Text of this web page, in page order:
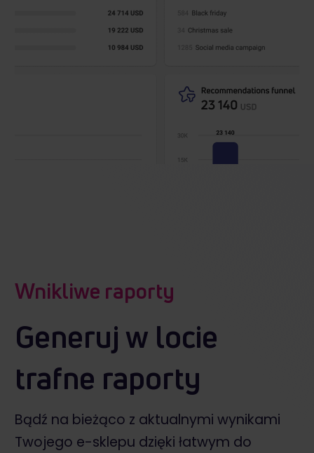
Wnikliwe raporty
Generuj w locie
trafne raporty
Bądź na bieżąco z aktualnymi wynikami
Twojego e-sklepu dzięki łatwym do